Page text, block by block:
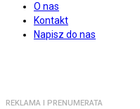
O nas
Kontakt
Napisz do nas
REKLAMA I PRENUMERATA